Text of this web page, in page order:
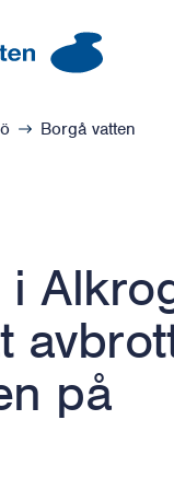
Borgå vatten
på